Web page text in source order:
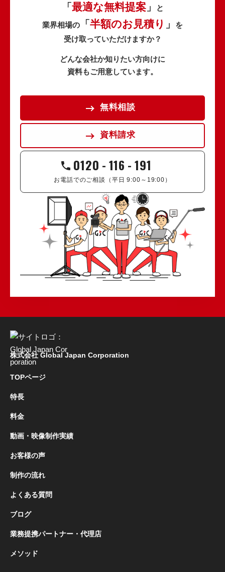
「 最適な無料提案」
と
業界相場の
「 半額のお見積り 」
を
受け取っていただけますか？
どんな会社か知りたい方向けに
資料もご用意しています。
無料相談
資料請求
0120 -116 -191
お電話でのご相談（平日 9:00～19:00）
株式会社 Global Japan Corporation
TOPページ
特長
料金
動画・映像制作実績
お客様の声
制作の流れ
よくある質問
ブログ
業務提携パートナー・代理店
メソッド